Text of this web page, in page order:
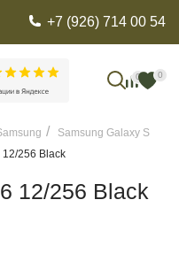
+7 (926) 714 00 54
0 0
Samsung Galaxy S
256 Black
12/256 Black